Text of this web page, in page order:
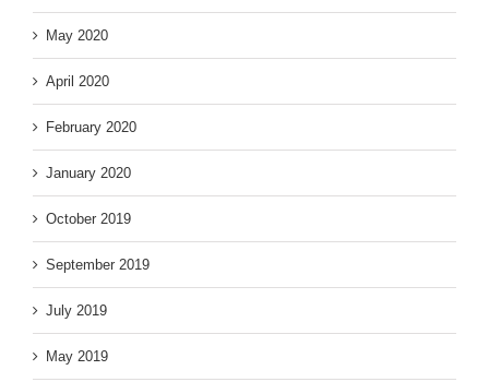
May 2020
April 2020
February 2020
January 2020
October 2019
September 2019
July 2019
May 2019